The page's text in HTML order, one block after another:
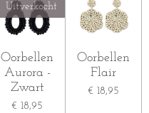
Uitverkocht
Oorbellen
Aurora -
Zwart
€ 18,95
Oorbellen
Flair
€ 18,95